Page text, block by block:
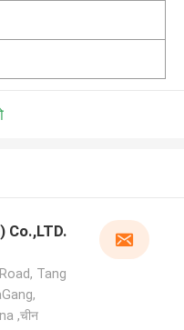
Co.,LTD.
Tang
,चीन